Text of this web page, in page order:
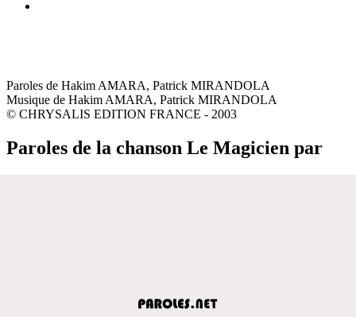
Paroles de Hakim AMARA, Patrick MIRANDOLA
Musique de Hakim AMARA, Patrick MIRANDOLA
© CHRYSALIS EDITION FRANCE - 2003
Paroles de la chanson Le Magicien par